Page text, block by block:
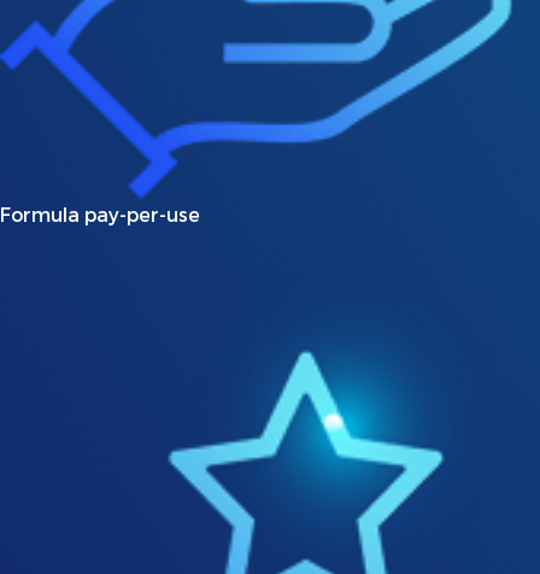
Formula pay-per-use